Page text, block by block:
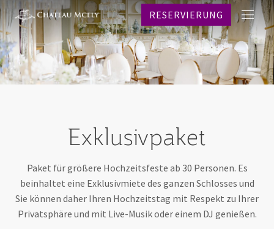
Angebot
RESERVIERUNG
Exklusivpaket
Paket für größere Hochzeitsfeste ab 30 Personen. Es
beinhaltet eine Exklusivmiete des ganzen Schlosses und
Sie können daher Ihren Hochzeitstag mit Respekt zu Ihrer
Privatsphäre und mit Live-Musik oder einem DJ genießen.